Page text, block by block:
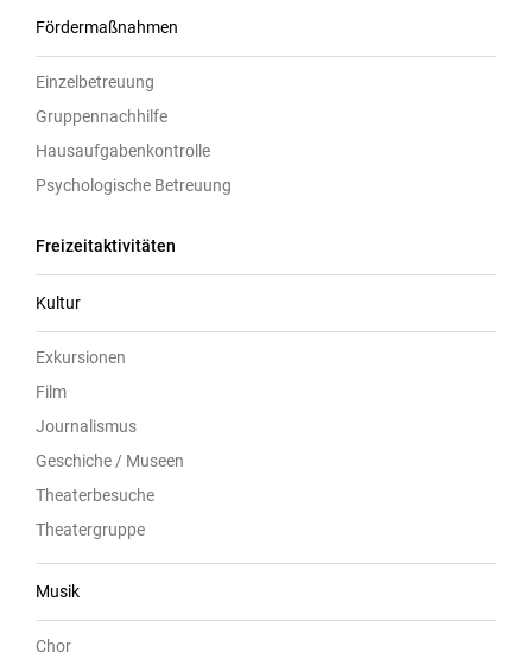
Fördermaßnahmen
Einzelbetreuung
Gruppennachhilfe
Hausaufgabenkontrolle
Psychologische Betreuung
Freizeitaktivitäten
Kultur
Exkursionen
Film
Journalismus
Geschiche / Museen
Theaterbesuche
Theatergruppe
Musik
Chor